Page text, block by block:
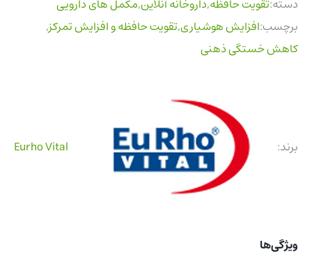
دسته:تقویت حافظه,داروخانه آنلاین,مکمل های دارویی
برچسب:افزایش هوشیاری,تقویت حافظه و افزایش تمرکز,
کاهش خستگی ذهنی
برند: Eurho Vital
ویژگی‌ها